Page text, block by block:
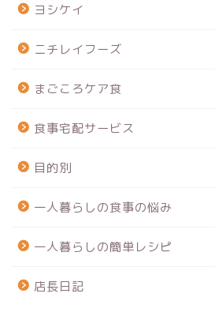
ヨシケイ
ニチレイフーズ
まごころケア食
食事宅配サービス
目的別
一人暮らしの食事の悩み
一人暮らしの簡単レシピ
店長日記